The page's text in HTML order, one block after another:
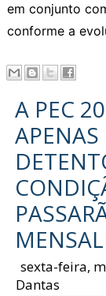
em conjunto
conforme a
A PEC
sexta-feira,
Dantas